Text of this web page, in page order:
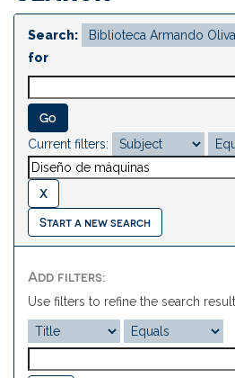
Search:
for
Current filters:
Start a new search
Add filters:
Use filters to refine the search